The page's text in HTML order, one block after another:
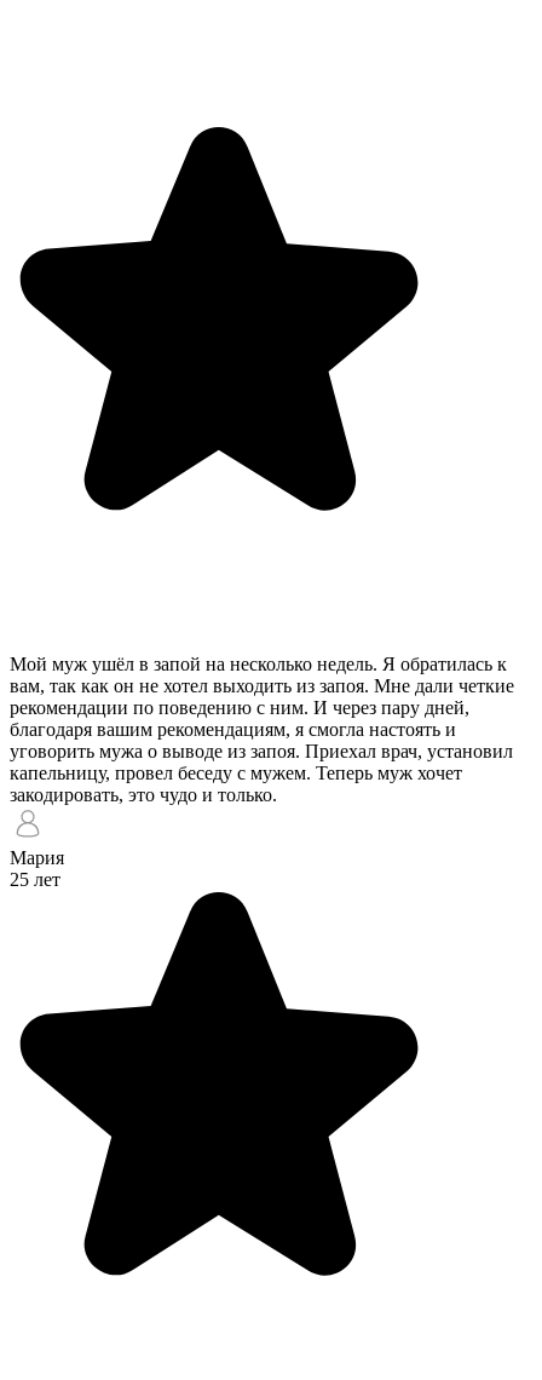
Мой муж ушёл в запой на несколько недель. Я обратилась к
вам, так как он не хотел выходить из запоя. Мне дали четкие
рекомендации по поведению с ним. И через пару дней,
благодаря вашим рекомендациям, я смогла настоять и
уговорить мужа о выводе из запоя. Приехал врач, установил
капельницу, провел беседу с мужем. Теперь муж хочет
закодировать, это чудо и только.
Мария
25 лет